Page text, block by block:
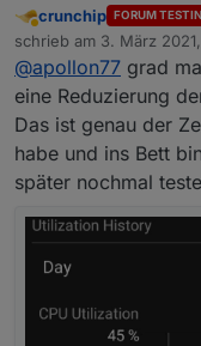
Abwesend
crunchip FORUM
schrieb am 3. März
zuletzt editiert von
@apollon77 grad
eine Reduzierung
Das ist genau der
habe und ins Bett
später nochmal